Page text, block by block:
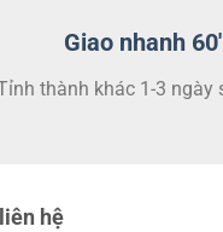
Giao nhanh 60'
thành khác 1-3 ngày
hệ